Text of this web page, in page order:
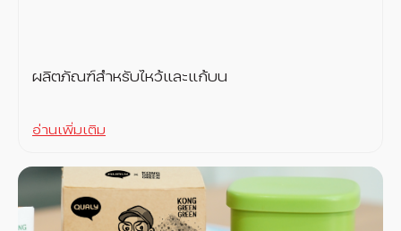
ผลิตภัณฑ์สำหรับไหว้และแก้บน
อ่านเพิ่มเติม